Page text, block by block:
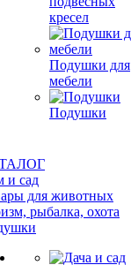
кресел
Подушки для
мебели
Подушки
и сад
для животных
рыбалка, охота